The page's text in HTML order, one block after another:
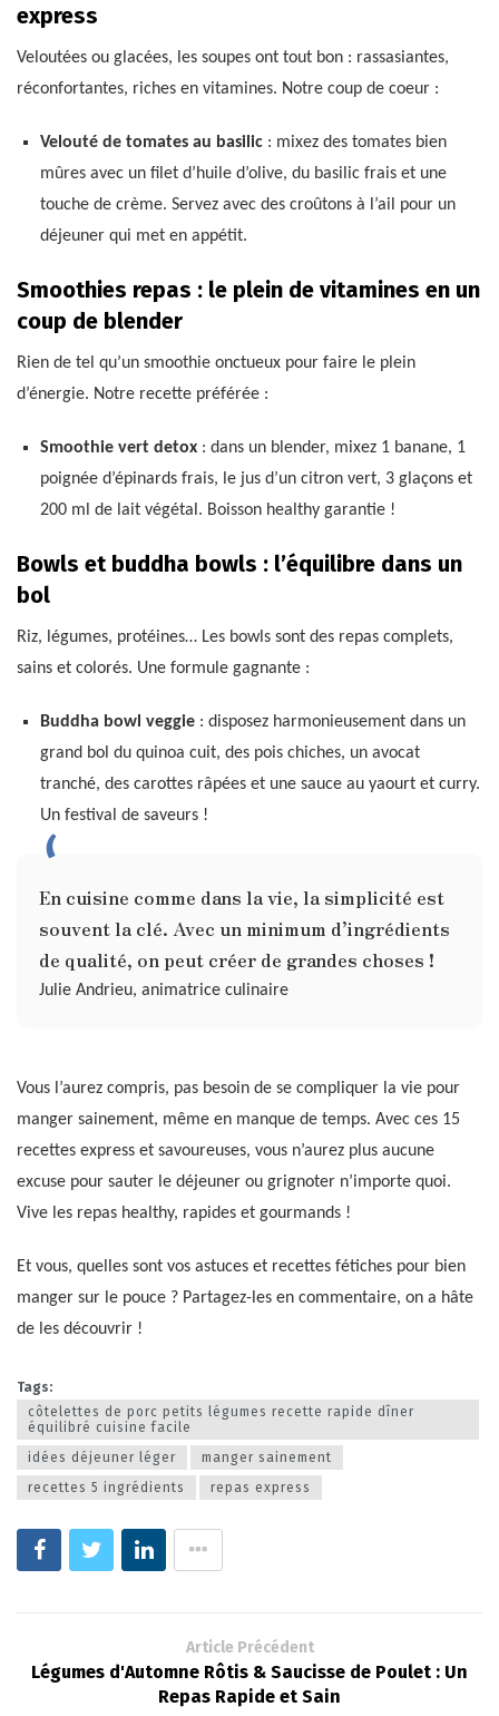
express
Veloutées ou glacées, les soupes ont tout bon : rassasiantes,
réconfortantes, riches en vitamines. Notre coup de coeur :
Velouté de tomates au basilic: mixez des tomates bien
mûres avec un filet d’huile d’olive, du basilic frais et une
touche de crème. Servez avec des croûtons à l’ail pour un
déjeuner qui met en appétit.
Smoothies repas : le plein de vitamines en un
coup de blender
Rien de tel qu’un smoothie onctueux pour faire le plein
d’énergie. Notre recette préférée :
Smoothie vert detox: dans un blender, mixez 1 banane, 1
poignée d’épinards frais, le jus d’un citron vert, 3 glaçons et
200 ml de lait végétal. Boisson healthy garantie !
Bowls et buddha bowls : l’équilibre dans un
bol
Riz, légumes, protéines… Les bowls sont des repas complets,
sains et colorés. Une formule gagnante :
Buddha bowl veggie: disposez harmonieusement dans un
grand bol du quinoa cuit, des pois chiches, un avocat
tranché, des carottes râpées et une sauce au yaourt et curry.
Un festival de saveurs !
En cuisine comme dans la vie, la simplicité est
souvent la clé. Avec un minimum d’ingrédients
de qualité, on peut créer de grandes choses !
Julie Andrieu, animatrice culinaire
Vous l’aurez compris, pas besoin de se compliquer la vie pour
manger sainement, même en manque de temps. Avec ces 15
recettes express et savoureuses, vous n’aurez plus aucune
excuse pour sauter le déjeuner ou grignoter n’importe quoi.
Vive les repas healthy, rapides et gourmands !
Et vous, quelles sont vos astuces et recettes fétiches pour bien
manger sur le pouce ? Partagez-les en commentaire, on a hâte
de les découvrir !
Tags:
côtelettes de porc petits légumes recette rapide dîner
équilibré cuisine facile
idées déjeuner léger
manger sainement
recettes 5 ingrédients
repas express
Article Précédent
Légumes d'Automne Rôtis & Saucisse de Poulet : Un
Repas Rapide et Sain